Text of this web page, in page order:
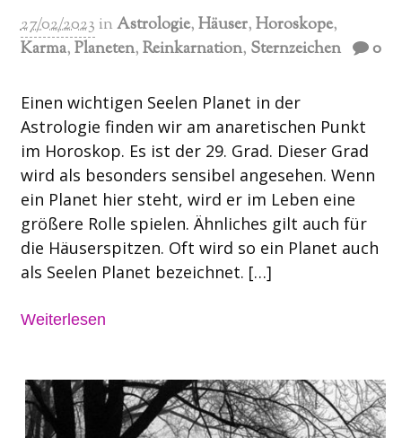
27/02/2023 inAstrologie,Häuser,Horoskope,
Karma,Planeten,Reinkarnation, Sternzeichen 0
Einen wichtigen Seelen Planet in der
Astrologie finden wir am anaretischen Punkt
im Horoskop. Es ist der 29. Grad. Dieser Grad
wird als besonders sensibel angesehen. Wenn
ein Planet hier steht, wird er im Leben eine
größere Rolle spielen. Ähnliches gilt auch für
die Häuserspitzen. Oft wird so ein Planet auch
als Seelen Planet bezeichnet. […]
Weiterlesen